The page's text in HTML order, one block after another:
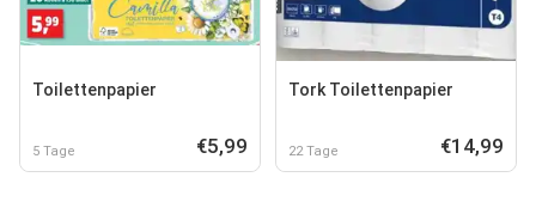
Toilettenpapier
5 Tage €5,99
Tork Toilettenpapier
22 Tage €14,99